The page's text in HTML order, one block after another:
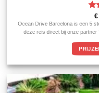
5
€
Ocean Drive Barcelona is een 5
deze reis direct bij onze partner